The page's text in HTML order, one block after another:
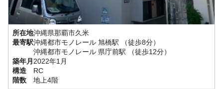
所在地沖縄県那覇市久米
最寄駅沖縄都市モノレール 旭橋駅
（徒歩8分）
沖縄都市モノレール 県庁前駅
（徒歩12分）
築年月 2022年1月
構造
RC
階数
地上4階